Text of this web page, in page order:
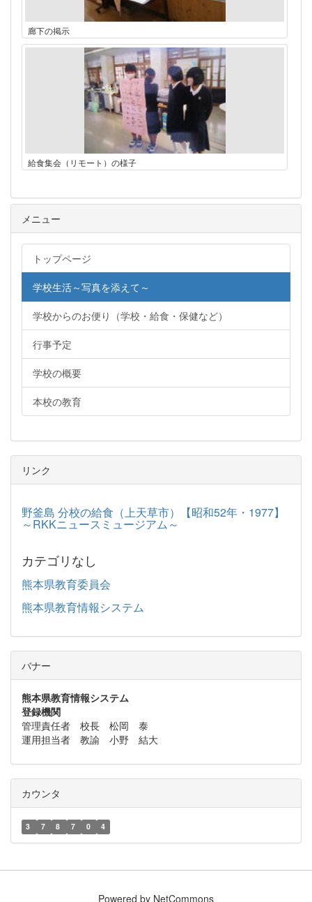
廊下の掲示
給食集会（リモート）の様子
メニュー
トップページ
学校生活～写真を添えて～
学校からのお便り（学校・給食・保健など）
行事予定
学校の概要
本校の教育
リンク
野釜島 分校の給食（上天草市）【昭和52年・1977】
～RKKニュースミュージアム～
カテゴリなし
熊本県教育委員会
熊本県教育情報システム
バナー
熊本県教育情報システム
登録機関
管理責任者 校長 松岡 泰
運用担当者 教諭 小野 結大
カウンタ
3 7 8 7 0 4
Powered by NetCommons